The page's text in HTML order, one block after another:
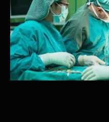
upodobań oraz Twoich
przeglądanej witryny
mogą pojawić się na
firm będących naszymi
dostawców usług. Firmy
pośredników
wiadomości, ofert,